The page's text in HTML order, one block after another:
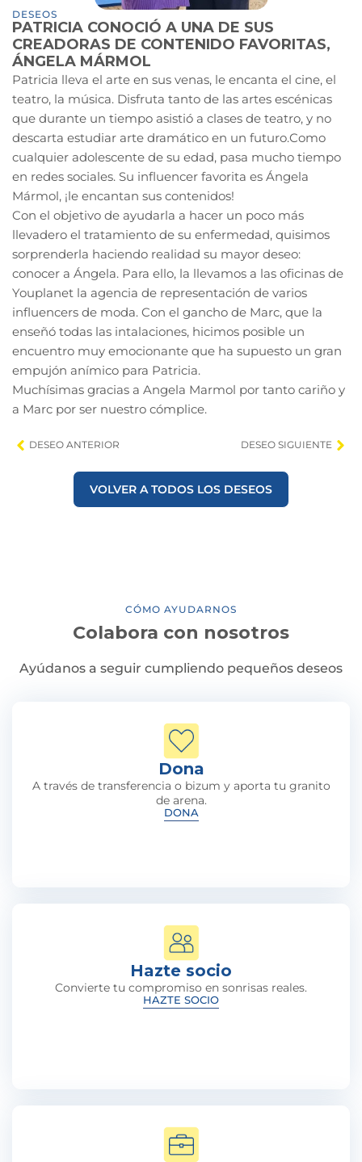
DESEOS
PATRICIA CONOCIÓ A UNA DE SUS
CREADORAS DE CONTENIDO FAVORITAS,
ÁNGELA MÁRMOL
Patricia lleva el arte en sus venas, le encanta el cine, el
teatro, la música. Disfruta tanto de las artes escénicas
que durante un tiempo asistió a clases de teatro, y no
descarta estudiar arte dramático en un futuro.Como
cualquier adolescente de su edad, pasa mucho tiempo
en redes sociales. Su influencer favorita es Ángela
Mármol, ¡le encantan sus contenidos!
Con el objetivo de ayudarla a hacer un poco más
llevadero el tratamiento de su enfermedad, quisimos
sorprenderla haciendo realidad su mayor deseo:
conocer a Ángela. Para ello, la llevamos a las oficinas de
Youplanet la agencia de representación de varios
influencers de moda. Con el gancho de Marc, que la
enseñó todas las intalaciones, hicimos posible un
encuentro muy emocionante que ha supuesto un gran
empujón anímico para Patricia.
Muchísimas gracias a Angela Marmol por tanto cariño y
a Marc por ser nuestro cómplice.
DESEO ANTERIOR DESEO SIGUIENTE
VOLVER A TODOS LOS DESEOS
CÓMO AYUDARNOS
Colabora con nosotros
Ayúdanos a seguir cumpliendo pequeños deseos
Dona
A través de transferencia o bizum y aporta tu granito
de arena.
DONA
Hazte socio
Convierte tu compromiso en sonrisas reales.
HAZTE SOCIO